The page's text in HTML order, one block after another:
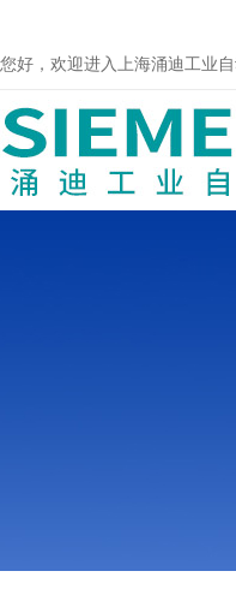
您好，欢迎进入上海涌迪工业